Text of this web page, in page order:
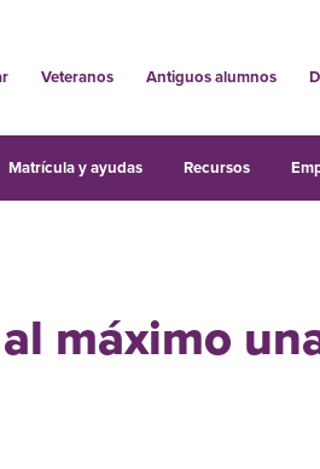
Veteranos Antiguos alumnos
Matrícula y ayudas Recursos
máximo